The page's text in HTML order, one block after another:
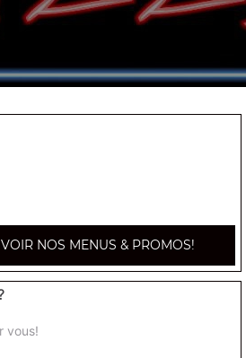
Nos
VOIR NOS MENUS & PROMOS!
vous!